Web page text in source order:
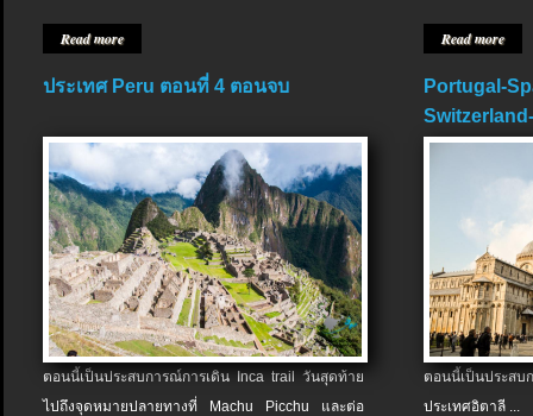
Read more Read more
ประเทศ Peru ตอนที่ 4 ตอนจบ
ตอนนี้เป็นประสบการณ์การเดิน Inca trail วันสุดท้าย
ไปถึงจุดหมายปลายทางที่ Machu Picchu และต่อ
Portugal-
ตอนนี้เป็นประส
ประเทศอิตาลี ...